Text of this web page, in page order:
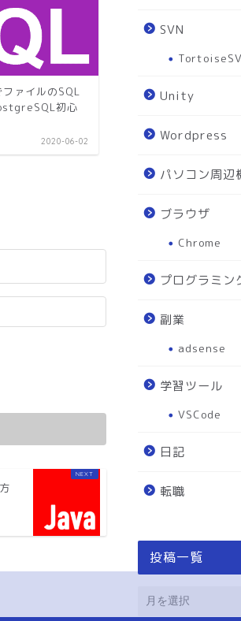
ァイルのSQL
初心
2020-06-02
CREATE TABLEでテー
成してみよう！ 超初心
SVN
Unity
Wordpress
パソコン周辺
ブラウザ
Chrome
プログラミン
副業
adsense
学習ツール
VSCode
日記
転職
投稿一覧